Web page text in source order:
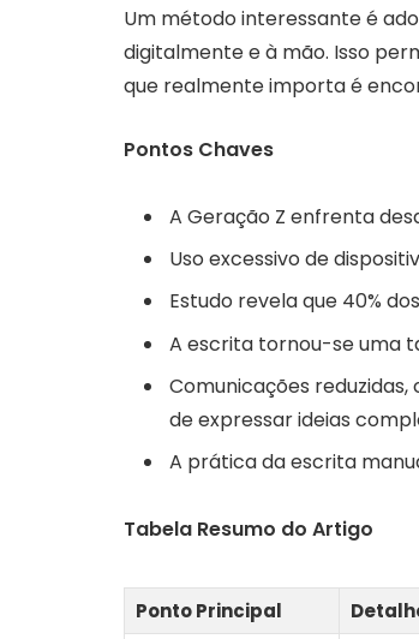
Um método interessante é
digitalmente e à mão. Isso
que realmente importa é
Pontos Chaves
A Geração Z enfrenta
Uso excessivo de
Estudo revela que 40%
A escrita tornou-se uma
Comunicações
de expressar ideias
A prática da escrita
Tabela Resumo do Artigo
Ponto Principal